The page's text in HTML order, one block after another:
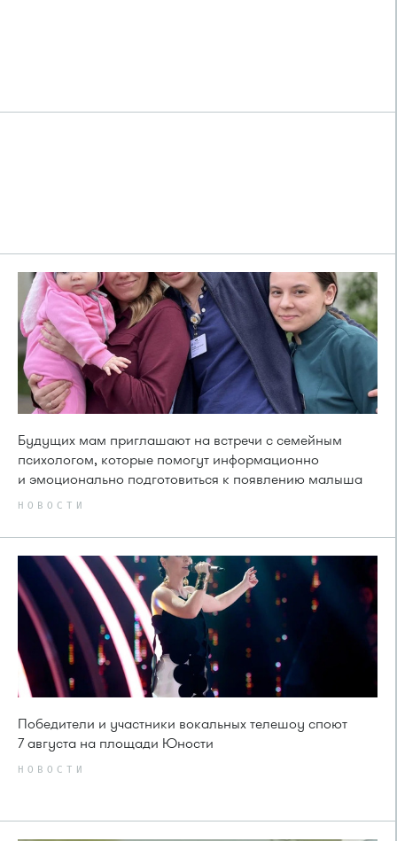
Будущих мам приглашают на встречи с семейным
психологом, которые помогут информационно
и эмоционально подготовиться к появлению малыша
НОВОСТИ
Победители и участники вокальных телешоу споют
7 августа на площади Юности
НОВОСТИ